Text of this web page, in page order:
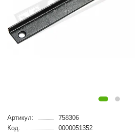
Артикул:
758306
Код:
0000051352